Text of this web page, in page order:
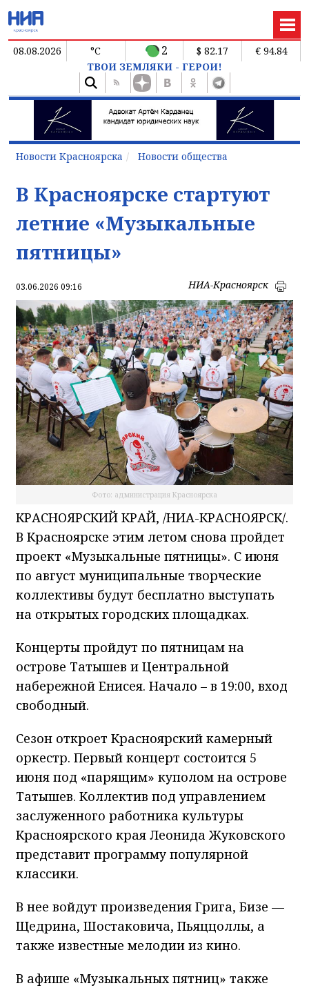
08.08.2026 °C 2 $ 82.17
€ 94.84
ТВОИ ЗЕМЛЯКИ - ГЕРОИ!
Новости Красноярска Новости общества
В Красноярске стартуют
летние «Музыкальные
пятницы»
03.06.2026 09:16 НИА-Красноярск
Фото: администрация Красноярска
КРАСНОЯРСКИЙ КРАЙ, /НИА-КРАСНОЯРСК/.
В Красноярске этим летом снова пройдет
проект «Музыкальные пятницы». С июня
по август муниципальные творческие
коллективы будут бесплатно выступать
на открытых городских площадках.
Концерты пройдут по пятницам на
острове Татышев и Центральной
набережной Енисея. Начало – в 19:00, вход
свободный.
Сезон откроет Красноярский камерный
оркестр. Первый концерт состоится 5
июня под «парящим» куполом на острове
Татышев. Коллектив под управлением
заслуженного работника культуры
Красноярского края Леонида Жуковского
представит программу популярной
классики.
В нее войдут произведения Грига, Бизе —
Щедрина, Шостаковича, Пьяццоллы, а
также известные мелодии из кино.
В афише «Музыкальных пятниц» также